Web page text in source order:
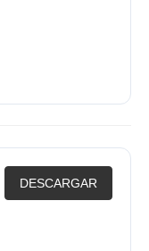
DESCARGAR